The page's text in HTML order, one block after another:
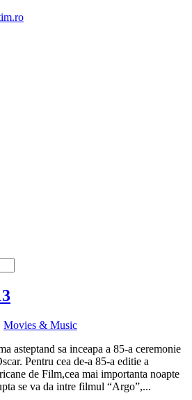
Movies & Music
asteptand sa inceapa a 85-a ceremonie
Pentru cea de-a 85-a editie a
de Film,cea mai importanta noapte
se va da intre filmul “Argo”,...